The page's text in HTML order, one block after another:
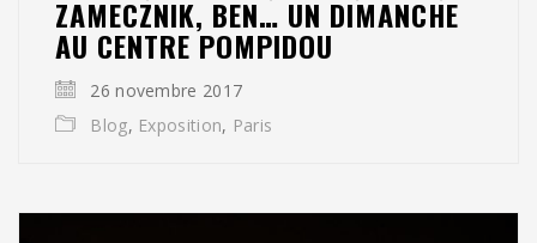
ZAMECZNIK, BEN… UN DIMANCHE
AU CENTRE POMPIDOU
26 novembre 2017
Blog, Exposition, Paris